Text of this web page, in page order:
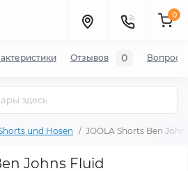
0
und Hosen JOOLA Shorts Ben
Johns Fluid
Отзывов 0 Вопросы